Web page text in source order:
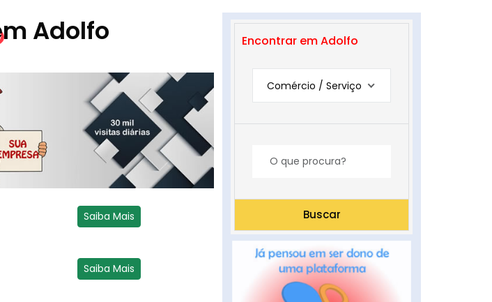
Adolfo
Saiba Mais
Saiba Mais
Encontrar em Adolfo
Comércio / Serviço
Buscar